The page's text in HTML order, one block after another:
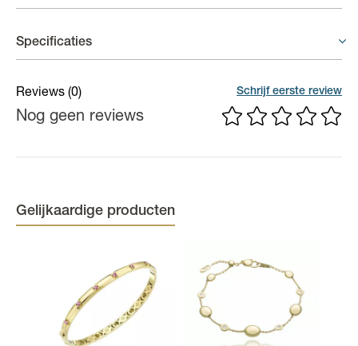
Specificaties
Materiaal
Kleur
Reviews (0) Schrijf eerste review
Nog geen reviews
Gelijkaardige producten